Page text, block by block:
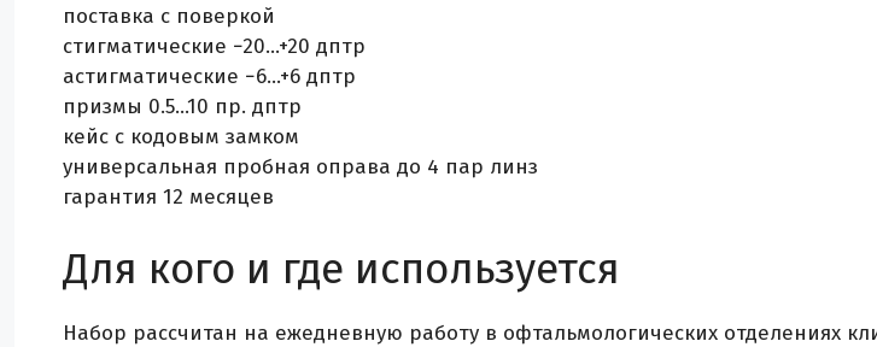
поставка с поверкой
стигматические −20…+20 дптр
астигматические −6…+6 дптр
призмы 0.5…10 пр. дптр
кейс с кодовым замком
универсальная пробная оправа до 4 пар линз
гарантия 12 месяцев
Для кого и где используется
Набор рассчитан на ежедневную работу в офтальмологических отделениях